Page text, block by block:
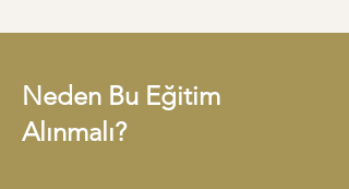
Neden Bu Eğitim
Alınmalı?